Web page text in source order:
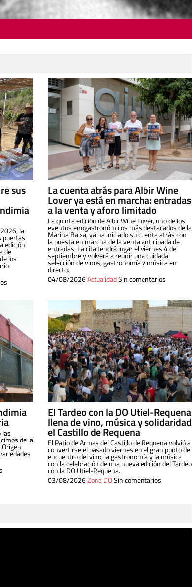
sus
la
puertas
edición
de
los
La cuenta atrás para Albir Wine
Lover ya está en marcha: entradas
a la venta y aforo limitado
La quinta edición de Albir Wine Lover, uno de los
eventos enogastronómicos más destacados de la
Marina Baixa, ya ha iniciado su cuenta atrás con
la puesta en marcha de la venta anticipada de
entradas. La cita tendrá lugar el viernes 4 de
septiembre y volverá a reunir una cuidada
selección de vinos, gastronomía y música en
directo.
04/08/2026ActualidadSin comentarios
las
de la
El Tardeo con la DO Utiel-Requena
llena de vino, música y solidaridad
el Castillo de Requena
El Patio de Armas del Castillo de Requena volvió a
convertirse el pasado viernes en el gran punto de
encuentro del vino, la gastronomía y la música
con la celebración de una nueva edición del Tardeo
con la DO Utiel-Requena.
03/08/2026Zona DOSin comentarios